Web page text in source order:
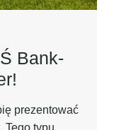
Bank-
prezentować
Tego typu